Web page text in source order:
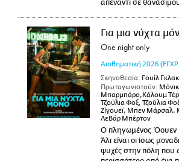
απέναντι σε
Για μια νύχτα
One night only
Αισθηματική 2026
Σκηνοθεσία: Γουίλ Γκλακ
Πρωταγωνιστούν:
Μπαρμπάρο,Κάλουμ
Τζούλια Φοξ, Τζούλια
Ζίγουεϊ, Μπεν Μάρσαλ,
ΛεΒάρ Μπέρτον
Ο πληγωμένος Όουεν
Άλι είναι οι ίσως
ψυχές στην πόλη που